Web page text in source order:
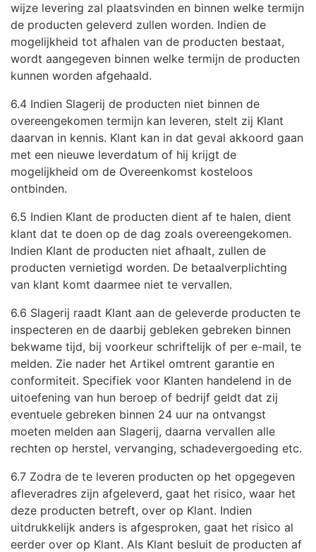
wijze levering zal plaatsvinden en binnen welke termijn
de producten geleverd zullen worden. Indien de
mogelijkheid tot afhalen van de producten bestaat,
wordt aangegeven binnen welke termijn de producten
kunnen worden afgehaald.
6.4 Indien Slagerij de producten niet binnen de
overeengekomen termijn kan leveren, stelt zij Klant
daarvan in kennis. Klant kan in dat geval akkoord gaan
met een nieuwe leverdatum of hij krijgt de
mogelijkheid om de Overeenkomst kosteloos
ontbinden.
6.5 Indien Klant de producten dient af te halen, dient
klant dat te doen op de dag zoals overeengekomen.
Indien Klant de producten niet afhaalt, zullen de
producten vernietigd worden. De betaalverplichting
van klant komt daarmee niet te vervallen.
6.6 Slagerij raadt Klant aan de geleverde producten te
inspecteren en de daarbij gebleken gebreken binnen
bekwame tijd, bij voorkeur schriftelijk of per e-mail, te
melden. Zie nader het Artikel omtrent garantie en
conformiteit. Specifiek voor Klanten handelend in de
uitoefening van hun beroep of bedrijf geldt dat zij
eventuele gebreken binnen 24 uur na ontvangst
moeten melden aan Slagerij, daarna vervallen alle
rechten op herstel, vervanging, schadevergoeding etc.
6.7 Zodra de te leveren producten op het opgegeven
afleveradres zijn afgeleverd, gaat het risico, waar het
deze producten betreft, over op Klant. Indien
uitdrukkelijk anders is afgesproken, gaat het risico al
eerder over op Klant. Als Klant besluit de producten af